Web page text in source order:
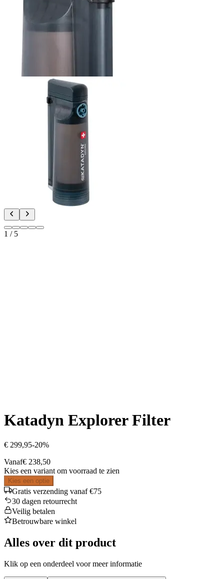
1 / 5
Katadyn Explorer Filter
€ 299,95-20%
Vanaf€ 238,50
Kies een variant om voorraad te zien
Kies een optie
Gratis verzending vanaf €75
30 dagen retourrecht
Veilig betalen
Betrouwbare winkel
Alles over dit product
Klik op een onderdeel voor meer informatie